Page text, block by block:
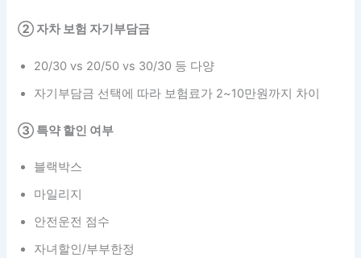
② 자차 보험 자기부담금
20/30 vs 20/50 vs 30/30 등 다양
자기부담금 선택에 따라 보험료가 2~10만원까지 차이
③ 특약 할인 여부
블랙박스
마일리지
안전운전 점수
자녀할인/부부한정